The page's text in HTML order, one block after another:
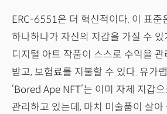
ERC-6551은 더 혁신적이다. 이 표준
하나하나가 자신의 지갑을 가질 수 있
디지털 아트 작품이 스스로 수익을
받고, 보험료를 지불할 수 있다. 유가
‘Bored Ape NFT’는 이미 자체 지갑
관리하고 있는데, 마치 미술품이 살